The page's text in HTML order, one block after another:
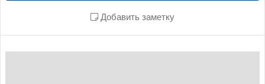
Добавить заметку